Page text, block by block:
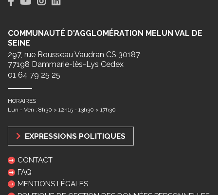
COMMUNAUTÉ D'AGGLOMÉRATION MELUN VAL DE
SEINE
297, rue Rousseau Vaudran CS 30187
77198 Dammarie-lès-Lys Cedex
01 64 79 25 25
HORAIRES
Lun - Ven : 8h30 > 12h15 - 13h30 > 17h30
EXPRESSIONS POLITIQUES
CONTACT
FAQ
MENTIONS LÉGALES